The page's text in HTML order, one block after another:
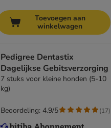
Toevoegen aan
winkelwagen
Pedigree Dentastix
Dagelijkse Gebitsverzorging
7 stuks voor kleine honden (5-10
kg)
Beoordeling: 4.9/5 (17)